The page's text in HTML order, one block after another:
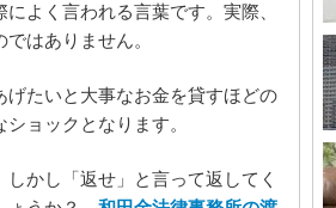
よく言われる言葉です。実際、
はありません。
たいと大事なお金を貸すほどの
ョックとなります。
かし「返せ」と言って返してく